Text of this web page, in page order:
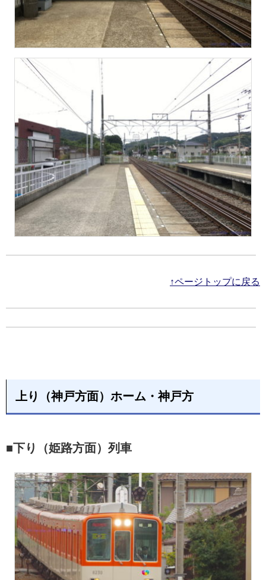
↑ページトップに戻る
上り（神戸方面）ホーム・神戸方
■下り（姫路方面）列車